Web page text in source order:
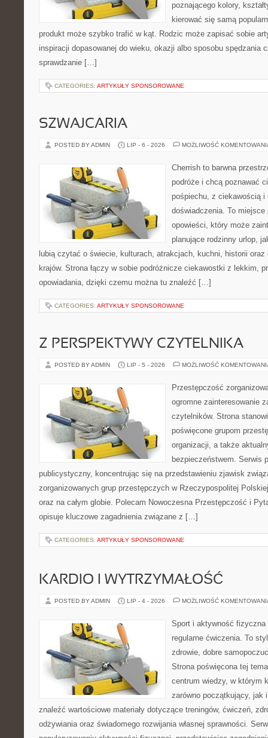
poznającego kolory,
kierować się samą
produkt może szybko trafić w kąt. Rodzic może zapisać sobie
inspiracji dopasowanej do wieku, okazji albo sposobu spędzania
sprawdzanie […]
CATEGORIES: ARTYKUŁY SPONSOROWANE
SZWAJCARIA
POSTED BY ADMIN LIP - 6 - 2026 MOŻLIWOŚĆ
Cherrish to barwna
podróże i chcą poznawać
pośpiechu, z ciekawością i
doświadczenia. To miejsce
opowieści, który może
planujące rodzinny urlop,
lubią czytać o świecie, kulturach, atrakcjach, kuchni, historii
krajów. Strona łączy w sobie podróżnicze ciekawostki z lekkim,
opowiadania, dzięki czemu można tu znaleźć […]
CATEGORIES: ARTYKUŁY SPONSOROWANE
Z PERSPEKTYWY CZYTELNIKA
POSTED BY ADMIN LIP - 5 - 2026 MOŻLIWOŚĆ
Przestępczość
ogromne zainteresowanie
czytelników. Strona
poświęcone grupom
organizacji, a także
bezpieczeństwem. Serwis
publicystyczny, koncentrując się na przedstawieniu zjawisk
zorganizowanych grup przestępczych w Rzeczypospolitej
oraz na całym globie. Polecam Nowoczesna Przestępczość i
opisuje kluczowe zagadnienia związane z […]
CATEGORIES: ARTYKUŁY SPONSOROWANE
KARDIO I WYTRZYMAŁOŚĆ
POSTED BY ADMIN LIP - 4 - 2026 MOŻLIWOŚĆ
Sport i aktywność
regularne ćwiczenia. To
zdrowie, dobre
Strona poświęcona tej
centrum wiedzy, w którym
zarówno początkujący, jak
znaleźć wartościowe materiały dotyczące treningów, ćwiczeń,
odżywiania oraz świadomego rozwijania własnej sprawności.